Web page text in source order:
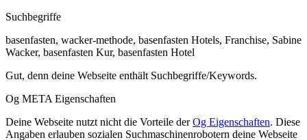
Suchbegriffe
basenfasten, wacker-methode, basenfasten Hotels, Franchise, Sabine
Wacker, basenfasten Kur, basenfasten Hotel
Gut, denn deine Webseite enthält Suchbegriffe/Keywords.
Og META Eigenschaften
Deine Webseite nutzt nicht die Vorteile derOg Eigenschaften. Diese
Angaben erlauben sozialen Suchmaschinenrobotern deine Webseite